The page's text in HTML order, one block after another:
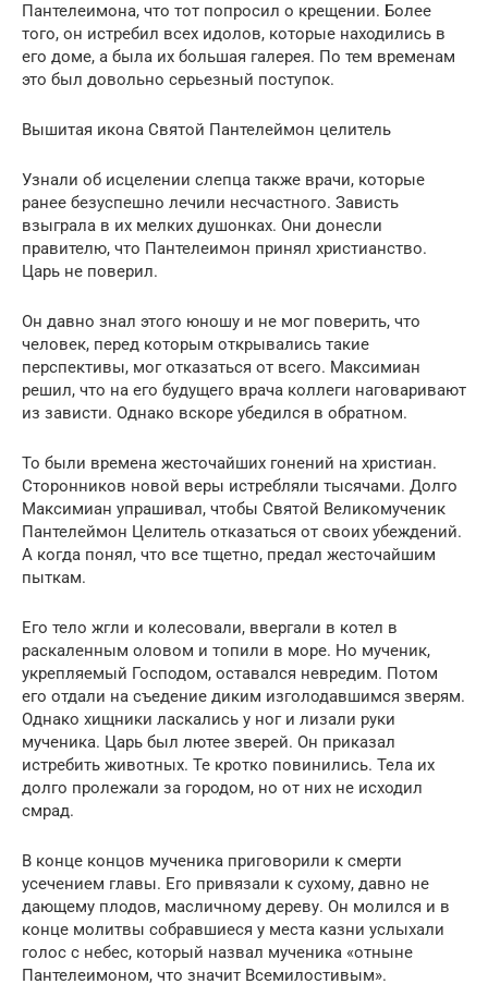
Пантелеимона, что тот попросил о крещении. Более
того, он истребил всех идолов, которые находились в
его доме, а была их большая галерея. По тем временам
это был довольно серьезный поступок.
Вышитая икона Святой Пантелеймон целитель
Узнали об исцелении слепца также врачи, которые
ранее безуспешно лечили несчастного. Зависть
взыграла в их мелких душонках. Они донесли
правителю, что Пантелеимон принял христианство.
Царь не поверил.
Он давно знал этого юношу и не мог поверить, что
человек, перед которым открывались такие
перспективы, мог отказаться от всего. Максимиан
решил, что на его будущего врача коллеги наговаривают
из зависти. Однако вскоре убедился в обратном.
То были времена жесточайших гонений на христиан.
Сторонников новой веры истребляли тысячами. Долго
Максимиан упрашивал, чтобы Святой Великомученик
Пантелеймон Целитель отказаться от своих убеждений.
А когда понял, что все тщетно, предал жесточайшим
пыткам.
Его тело жгли и колесовали, ввергали в котел в
раскаленным оловом и топили в море. Но мученик,
укрепляемый Господом, оставался невредим. Потом
его отдали на съедение диким изголодавшимся зверям.
Однако хищники ласкались у ног и лизали руки
мученика. Царь был лютее зверей. Он приказал
истребить животных. Те кротко повинились. Тела их
долго пролежали за городом, но от них не исходил
смрад.
В конце концов мученика приговорили к смерти
усечением главы. Его привязали к сухому, давно не
дающему плодов, масличному дереву. Он молился и в
конце молитвы собравшиеся у места казни услыхали
голос с небес, который назвал мученика «отныне
Пантелеимоном, что значит Всемилостивым».